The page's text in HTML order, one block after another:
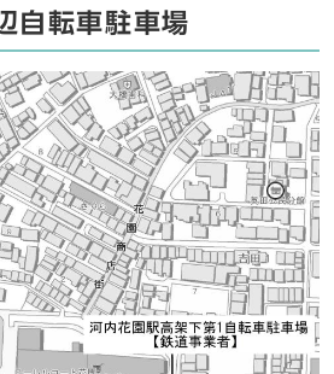
自転車駐車場